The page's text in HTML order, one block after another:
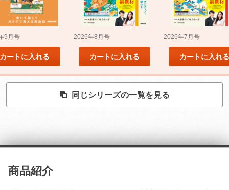
9月号
カートに入れる
2026年8月号
カートに入れる
2026年7月号
カートに入れる
同じシリーズの一覧を見る
商品紹介